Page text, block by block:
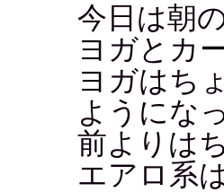
今日は朝
ヨガとカ
ヨガはち
ようにな
前よりは
エアロ系